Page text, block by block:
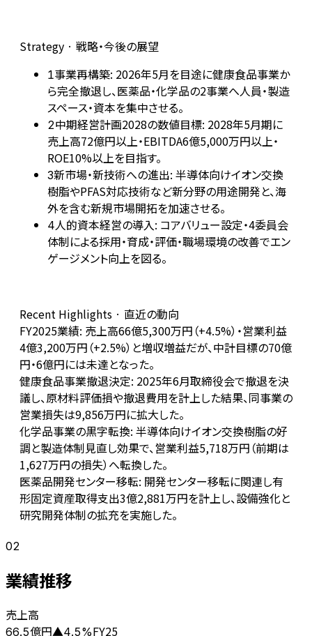
Strategy · 戦略・今後の展望
1事業再構築: 2026年5月を目途に健康食品事業か
ら完全撤退し、医薬品・化学品の2事業へ人員・製造
スペース・資本を集中させる。
2中期経営計画2028の数値目標: 2028年5月期に
売上高72億円以上・EBITDA6億5,000万円以上・
ROE10%以上を目指す。
3新市場・新技術への進出: 半導体向けイオン交換
樹脂やPFAS対応技術など新分野の用途開発と、海
外を含む新規市場開拓を加速させる。
4人的資本経営の導入: コアバリュー設定・4委員会
体制による採用・育成・評価・職場環境の改善でエン
ゲージメント向上を図る。
Recent Highlights · 直近の動向
FY2025業績: 売上高66億5,300万円（+4.5%）・営業利益
4億3,200万円（+2.5%）と増収増益だが、中計目標の70億
円・6億円には未達となった。
健康食品事業撤退決定: 2025年6月取締役会で撤退を決
議し、原材料評価損や撤退費用を計上した結果、同事業の
営業損失は9,856万円に拡大した。
化学品事業の黒字転換: 半導体向けイオン交換樹脂の好
調と製造体制見直し効果で、営業利益5,718万円（前期は
1,627万円の損失）へ転換した。
医薬品開発センター移転: 開発センター移転に関連し有
形固定資産取得支出3億2,881万円を計上し、設備強化と
研究開発体制の拡充を実施した。
02
業績推移
売上高
66.5億円▲4.5%FY25